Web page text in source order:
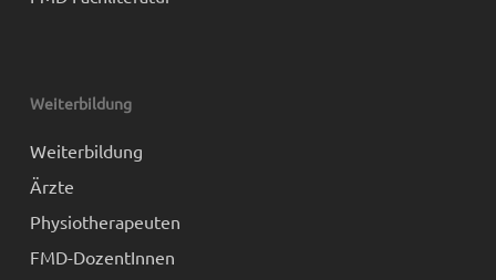
Weiterbildung
Weiterbildung
Ärzte
Physiotherapeuten
FMD-DozentInnen